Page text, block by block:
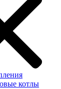
котлы